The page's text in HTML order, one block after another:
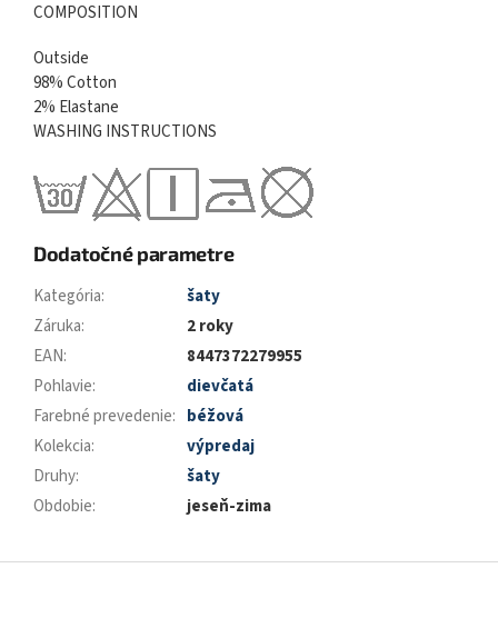
COMPOSITION
Outside
98% Cotton
2% Elastane
WASHING INSTRUCTIONS
Dodatočné parametre
Kategória:
šaty
Záruka:
2 roky
EAN:
8447372279955
Pohlavie:
dievčatá
Farebné prevedenie: béžová
Kolekcia:
výpredaj
Druhy:
šaty
Obdobie: jeseň-zima